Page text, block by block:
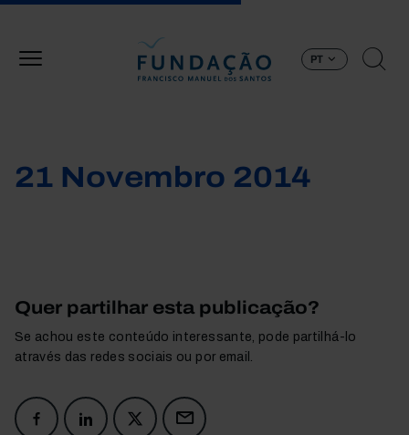
PT
21 Novembro 2014
Quer partilhar esta publicação?
Se achou este conteúdo interessante, pode partilhá-lo
através das redes sociais ou por email.